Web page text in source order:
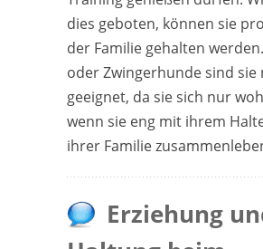
dies geboten, können sie
der Familie gehalten
oder Zwingerhunde sind sie
geeignet, da sie sich nur
wenn sie eng mit ihrem
ihrer Familie
Erziehung